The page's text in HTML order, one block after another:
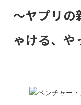
セミナー・イベント
～ヤプリの
ゃける、や